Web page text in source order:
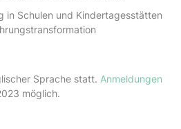
in Schulen und Kindertagesstätten
Sprache statt. Anmeldungen
möglich.